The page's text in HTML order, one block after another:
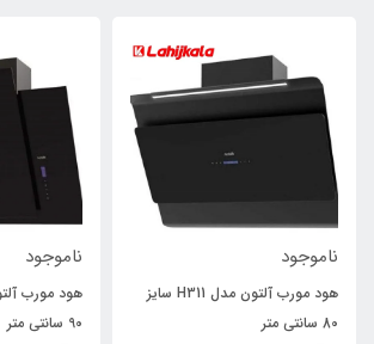
ناموجود
هود مورب آلتون مدل H311 سایز
80 سانتی متر
ناموجود
90 سانتی متر